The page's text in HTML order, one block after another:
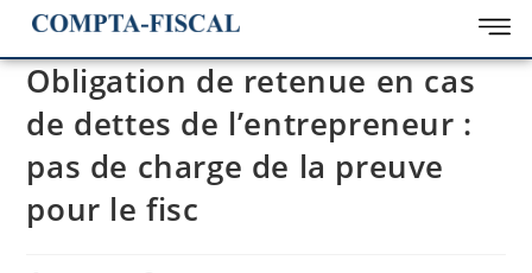
Obligation de retenue en cas
de dettes de l’entrepreneur :
pas de charge de la preuve
pour le fisc